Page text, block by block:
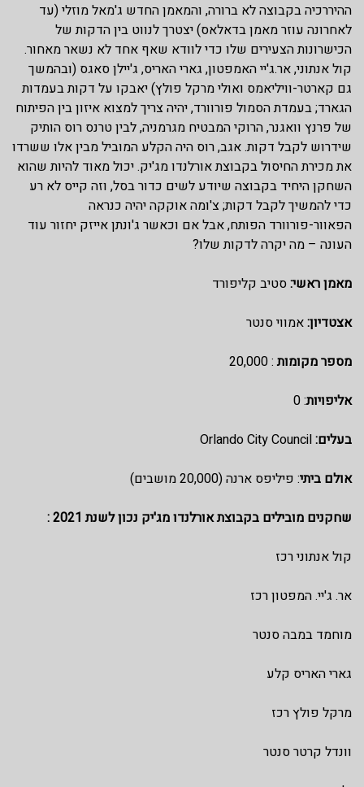
ההיררכיה בקבוצה לא ברורה, והמאמן החדש ג'מאל מוזלי (עד
לאחרונה עוזר מאמן בדאלאס) יצטרך לנווט בין הדקות של
הכישרונות הצעירים שלו כדי לוודא שאף אחד לא נשאר מאחור.
קול אנתוני, אר.ג'יי האמפטון, גארי האריס, ג'יילן סאגס (ובהמשך
גם קארטר-וויליאמס ואולי מרקל פולץ) יאבקו על דקות בעמדות
הגארד; בעמדת הסמול פורוורד, יהיה צריך למצוא איזון בין הפיתוח
של פרנץ וואגנר, הרוקי המבטיח מגרמניה, לבין טרנס רוס הותיק
שידרוש לקבל דקות. אגב, רוס היה הקלע המוביל מבין אלו ששרדו
את מכירת החיסול בקבוצת אורלנדו מג'יק. יכול מאוד להיות שהוא
השחקן היחיד בקבוצה שיודע לשים כדור בסל, וזה קייס לא רע
כדי להמשיך לקבל דקות; צ'ומה אוקקה יהיה כנראה
הפאוור-פורוורד הפותח, אבל אם וכאשר ג'ונתן אייזק יחזור עוד
העונה – מה יקרה לדקות שלו?
מאמן ראשי:סטיב קליפורד
אצטדיון:אמווי סנטר
מספר מקומות:
20,000
אליפויות: 0
בעלים:
אולם ביתי: פיליפס ארנה (20,000 מושבים)
שחקנים מובילים בקבוצת אורלנדו מג'יק נכון לשנת 2021 :
קול אנתוני רכז
אר. ג'יי. המפטון רכז
מוחמד במבה סנטר
גארי האריס קלע
מרקל פולץ רכז
וונדל קרטר סנטר